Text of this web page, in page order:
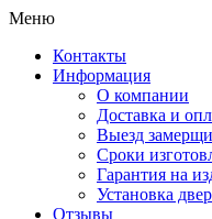
Меню
Контакты
Информация
О компании
Доставка и
Выезд
Сроки
Гарантия на
Установка
Отзывы